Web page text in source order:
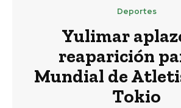
Deportes
Yulimar
reaparición
Mundial de
Tokio